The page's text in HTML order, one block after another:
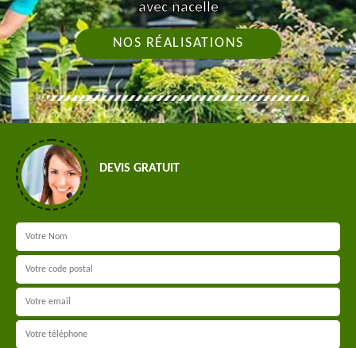
avec nacelle
NOS RÉALISATIONS
DEVIS GRATUIT